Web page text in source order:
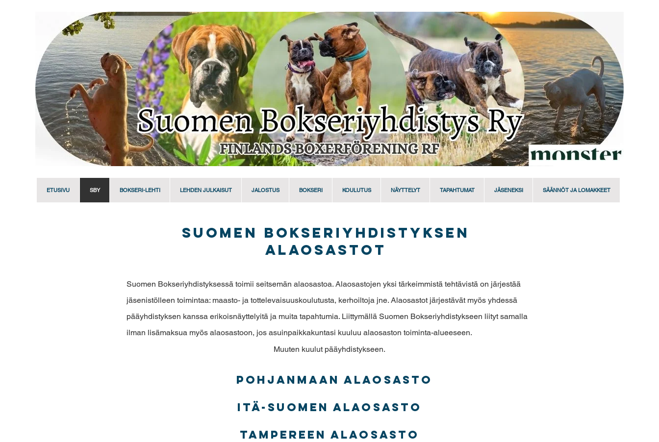
ETUSIVU SBY BOKSERI-LEHTI LEHDEN JULKAISUT JALOSTUS BOKSERI KOULUTUS NÄYTTELYT TAPAHTUMAT JÄSENEKSI SÄÄNNÖT JA LOMAKKEET
Suomen Bokseriyhdistyksen
alaosastot
Suomen Bokseriyhdistyksessä toimii seitsemän alaosastoa. Alaosastojen yksi tärkeimmistä tehtävistä on järjestää
jäsenistölleen toimintaa: maasto- ja tottelevaisuuskoulutusta, kerhoiltoja jne. Alaosastot järjestävät myös yhdessä
pääyhdistyksen kanssa erikoisnäyttelyitä ja muita tapahtumia. Liittymällä Suomen Bokseriyhdistykseen liityt samalla
ilman lisämaksua myös alaosastoon, jos asuinpaikkakuntasi kuuluu alaosaston toiminta-alueeseen.
Muuten kuulut pääyhdistykseen.
​ Pohjanmaan alaosasto
Itä-Suomen alaosasto
Tampereen alaosasto